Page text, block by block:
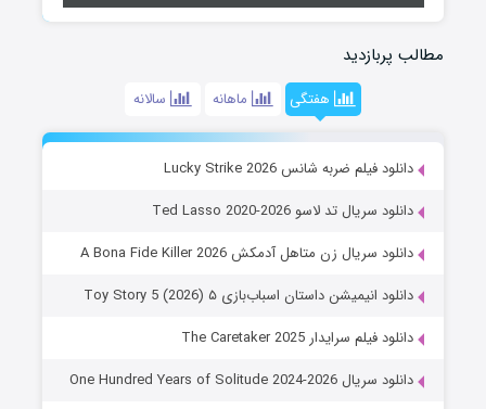
مطالب پربازدید
هفتگی ماهانه سالانه
دانلود فیلم ضربه شانس Lucky Strike 2026
دانلود سریال تد لاسو Ted Lasso 2020-2026
دانلود سریال زن متاهل آدمکش A Bona Fide Killer 2026
دانلود انیمیشن داستان اسباب‌بازی ۵ Toy Story 5 (2026)
دانلود فیلم سرایدار The Caretaker 2025
دانلود سریال One Hundred Years of Solitude 2024-2026